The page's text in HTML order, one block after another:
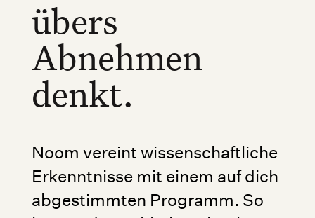
übers
Abnehmen
denkt.
Noom vereint wissenschaftliche
Erkenntnisse mit einem auf dich
abgestimmten Programm. So